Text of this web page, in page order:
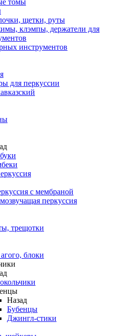
томы
щетки, руты
клэмпы, держатели для
инструментов
для перкуссии
с мембраной
перкуссия
трещотки
блоки
Назад
Бубенцы
Джингл-стики